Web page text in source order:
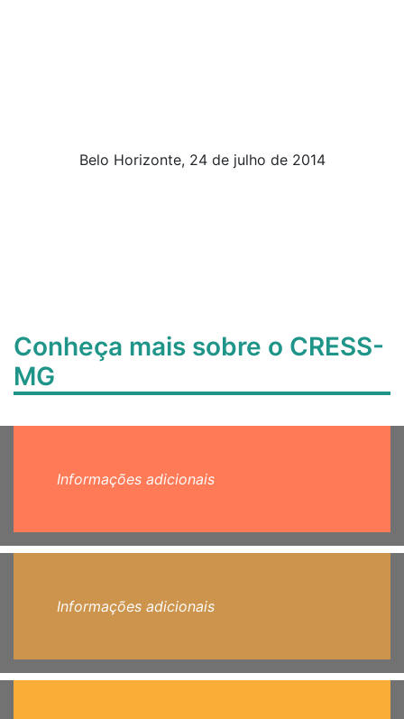
Belo Horizonte, 24 de julho de 2014
Conheça mais sobre o CRESS-
MG
Informações adicionais
Informações adicionais